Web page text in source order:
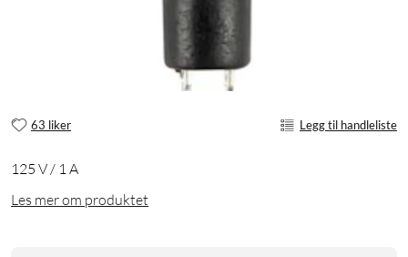
63 liker Legg til handleliste
125 V / 1 A
Les mer om produktet